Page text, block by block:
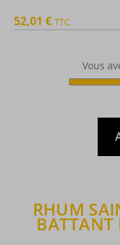
52,01 € TTC
Vous
RHUM
BATTANT